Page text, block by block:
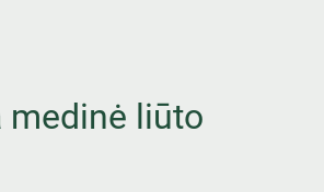
medinė liūto